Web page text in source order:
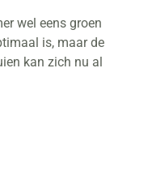
wel eens groen
is, maar de
kan zich nu al